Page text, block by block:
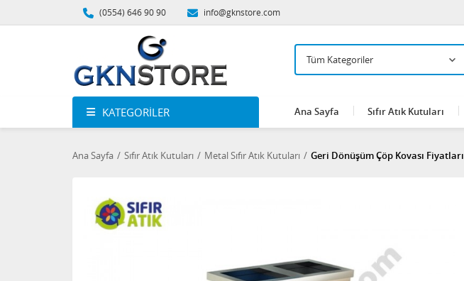
(0554) 646 90 90 info@gknstore.com
KATEGORILER Ana Sayfa Sıfır Atık Kutuları
Ana Sayfa Sıfır Atık Kutuları Metal Sıfır Atık Kutuları Geri Dönüşüm Çöp Kovası Fiyatları